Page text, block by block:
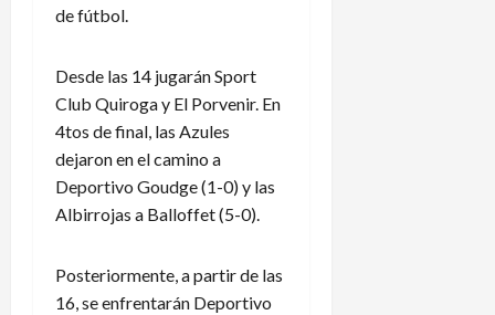
de fútbol.
Desde las 14 jugarán Sport
Club Quiroga y El Porvenir. En
4tos de final, las Azules
dejaron en el camino a
Deportivo Goudge (1-0) y las
Albirrojas a Balloffet (5-0).
Posteriormente, a partir de las
16, se enfrentarán Deportivo